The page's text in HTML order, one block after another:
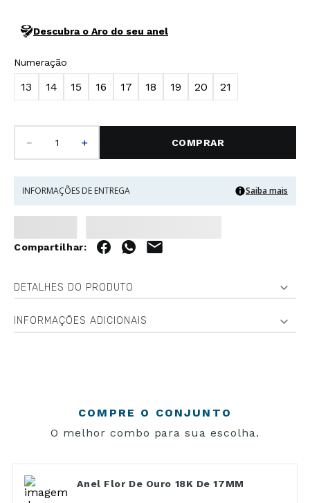
Descubra o Aro do seu anel
Numeração
13 14 15 16 17 18 19 20 21
＋
－ COMPRAR
INFORMAÇÕES DE ENTREGA Saiba mais
DETALHES DO PRODUTO
INFORMAÇÕES ADICIONAIS
COMPRE O CONJUNTO
O melhor combo para sua escolha.
Anel Flor De Ouro 18K De 17MM